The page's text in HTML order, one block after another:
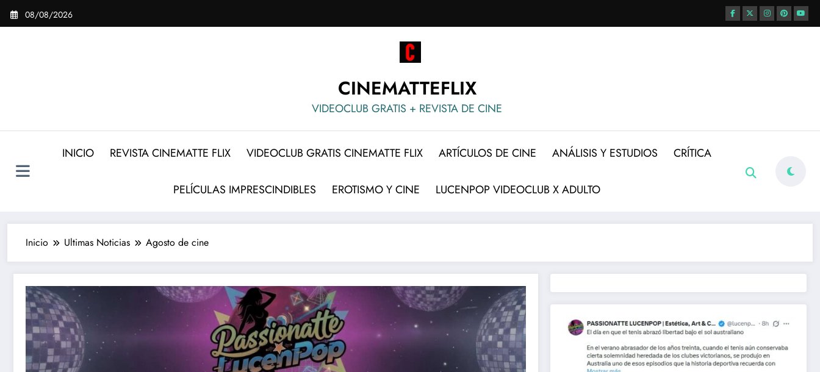
Saltar
08/08/2026
CINEMATTEFLIX
VIDEOCLUB GRATIS + REVISTA DE CINE
INICIO REVISTA CINEMATTE FLIX VIDEOCLUB GRATIS CINEMATTE FLIX ARTÍCULOS DE CINE ANÁLISIS Y ESTUDIOS CRÍTICA
PELÍCULAS IMPRESCINDIBLES EROTISMO Y CINE LUCENPOP VIDEOCLUB X ADULTO
Inicio Ultimas Noticias Agosto de cine